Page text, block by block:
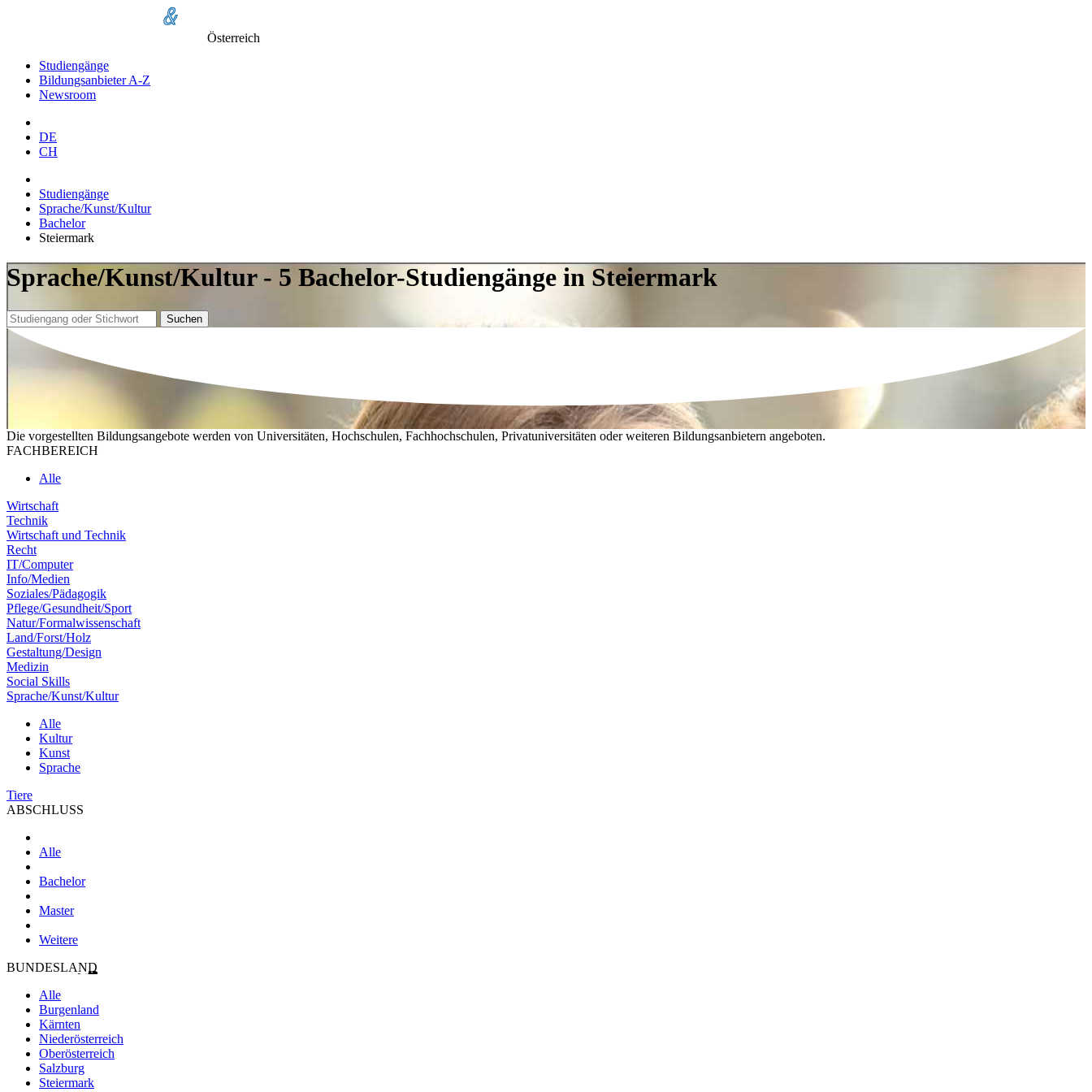
Österreich
Studiengänge
Bildungsanbieter A-Z
Newsroom
DE
CH
Studiengänge
Sprache/Kunst/Kultur
Bachelor
Steiermark
Sprache/Kunst/Kultur - 5 Bachelor-Studiengänge in Steiermark
Suchen
Die vorgestellten Bildungsangebote werden von Universitäten, Hochschulen, Fachhochschulen, Privatuniversitäten oder weiteren Bildungsanbietern angeboten.
FACHBEREICH
Alle
Wirtschaft
Technik
Wirtschaft und Technik
Recht
IT/Computer
Info/Medien
Soziales/Pädagogik
Pflege/Gesundheit/Sport
Natur/Formalwissenschaft
Land/Forst/Holz
Gestaltung/Design
Medizin
Social Skills
Sprache/Kunst/Kultur
Alle
Kultur
Kunst
Sprache
Tiere
ABSCHLUSS
Alle
Bachelor
Master
Weitere
BUNDESLAND
Alle
Burgenland
Kärnten
Niederösterreich
Oberösterreich
Salzburg
Steiermark